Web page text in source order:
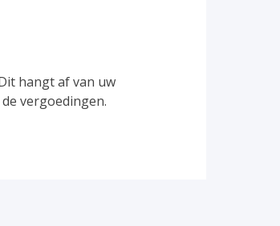
hangt af van uw
vergoedingen.